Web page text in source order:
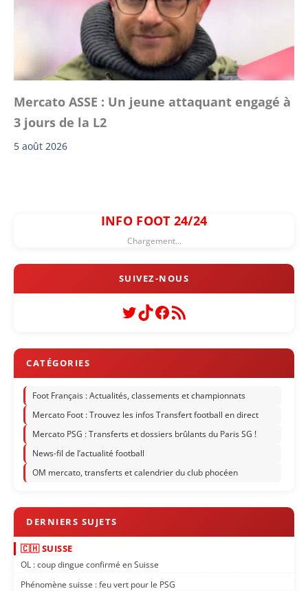
Mercato ASSE : Un jeune attaquant engagé à
3 jours de la L2
5 août 2026
INFO FOOT 24/24
Chargement...
Twitter
TikTok
Facebook
Flux RSS
Foot Français : Actualités, classements et championnats
Mercato Foot : Trouvez les infos Transfert football en direct
Mercato PSG : Transferts et dossiers brûlants du Paris SG !
News-fil de l’actualité football
OM mercato, transferts et calendrier du club phocéen
🇨🇭 SUISSE
OL : coup dingue confirmé en Suisse
Phénomène suisse : feu vert pour le PSG